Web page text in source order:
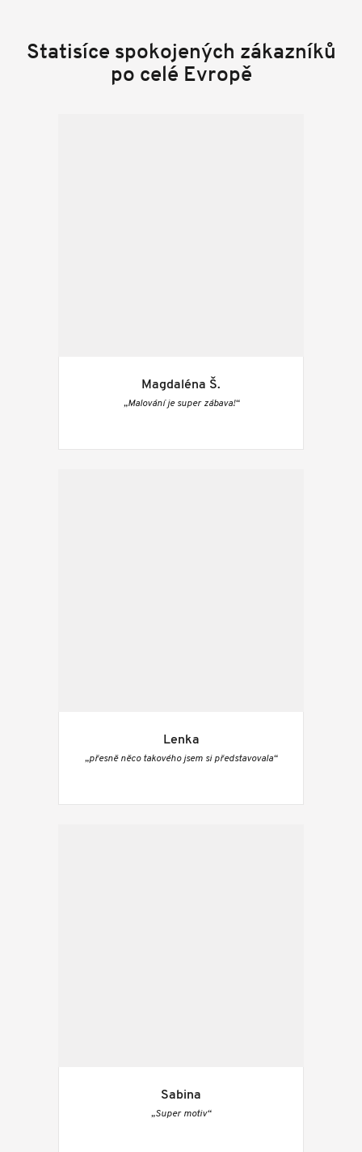
Statisíce spokojených zákazníků
po celé Evropě
Magdaléna Š.
„Malování je super zábava!“
Lenka
„přesně něco takového jsem si představovala“
Sabina
„Super motiv“